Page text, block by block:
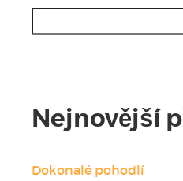
Nejnovější
Dokonalé pohodlí